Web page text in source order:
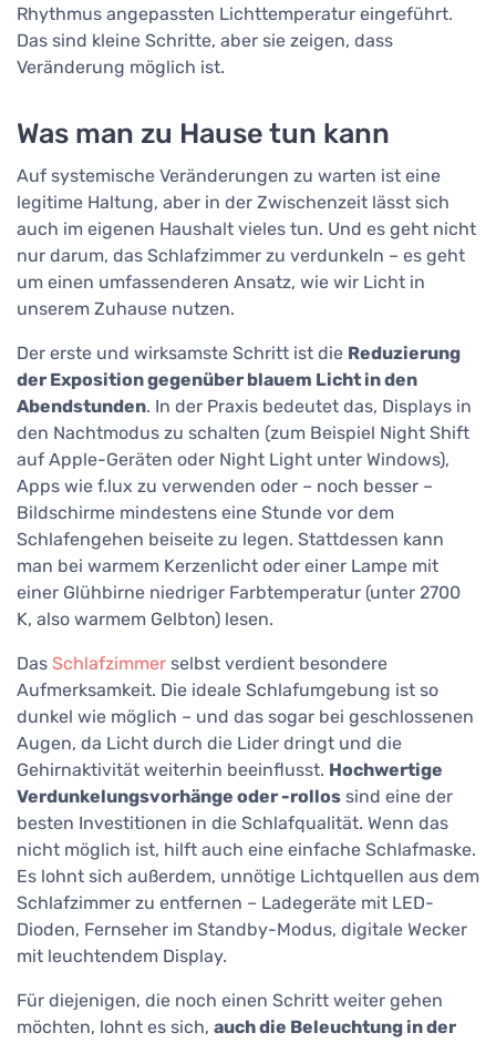
Rhythmus angepassten Lichttemperatur eingeführt.
Das sind kleine Schritte, aber sie zeigen, dass
Veränderung möglich ist.
Was man zu Hause tun kann
Auf systemische Veränderungen zu warten ist eine
legitime Haltung, aber in der Zwischenzeit lässt sich
auch im eigenen Haushalt vieles tun. Und es geht nicht
nur darum, das Schlafzimmer zu verdunkeln – es geht
um einen umfassenderen Ansatz, wie wir Licht in
unserem Zuhause nutzen.
Der erste und wirksamste Schritt ist die Reduzierung
der Exposition gegenüber blauem Licht in den
Abendstunden. In der Praxis bedeutet das, Displays in
den Nachtmodus zu schalten (zum Beispiel Night Shift
auf Apple-Geräten oder Night Light unter Windows),
Apps wie f.lux zu verwenden oder – noch besser –
Bildschirme mindestens eine Stunde vor dem
Schlafengehen beiseite zu legen. Stattdessen kann
man bei warmem Kerzenlicht oder einer Lampe mit
einer Glühbirne niedriger Farbtemperatur (unter 2700
K, also warmem Gelbton) lesen.
Das Schlafzimmer selbst verdient besondere
Aufmerksamkeit. Die ideale Schlafumgebung ist so
dunkel wie möglich – und das sogar bei geschlossenen
Augen, da Licht durch die Lider dringt und die
Gehirnaktivität weiterhin beeinflusst. Hochwertige
Verdunkelungsvorhänge oder -rollos sind eine der
besten Investitionen in die Schlafqualität. Wenn das
nicht möglich ist, hilft auch eine einfache Schlafmaske.
Es lohnt sich außerdem, unnötige Lichtquellen aus dem
Schlafzimmer zu entfernen – Ladegeräte mit LED-
Dioden, Fernseher im Standby-Modus, digitale Wecker
mit leuchtendem Display.
Für diejenigen, die noch einen Schritt weiter gehen
möchten, lohnt es sich, auch die Beleuchtung in der